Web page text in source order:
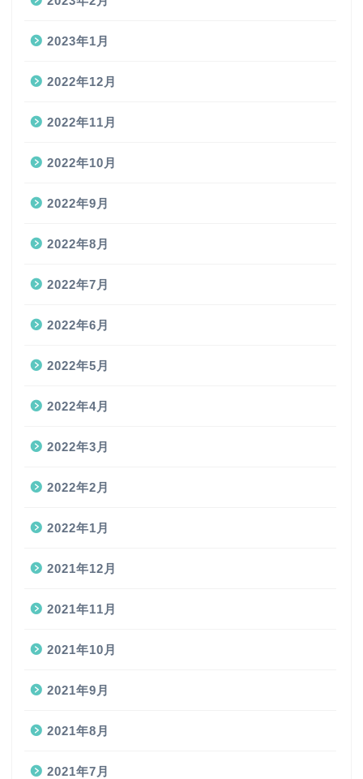
2023年1月
2022年12月
2022年11月
2022年10月
2022年9月
2022年8月
2022年7月
2022年6月
2022年5月
2022年4月
2022年3月
2022年2月
2022年1月
2021年12月
2021年11月
2021年10月
2021年9月
2021年8月
2021年7月